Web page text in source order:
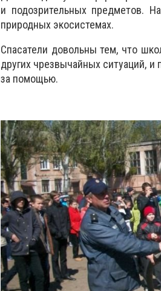
и подозрительных предметов.
природных экосистемах.
Спасатели довольны тем, что
других чрезвычайных ситуаций,
за помощью.